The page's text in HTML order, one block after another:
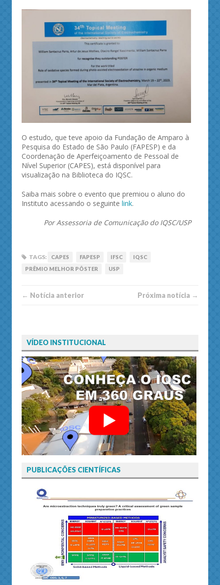
O estudo, que teve apoio da Fundação de Amparo à
Pesquisa do Estado de São Paulo (FAPESP) e da
Coordenação de Aperfeiçoamento de Pessoal de
Nível Superior (CAPES), está disponível para
visualização na Biblioteca do IQSC.
Saiba mais sobre o evento que premiou o aluno do
Instituto acessando o seguinte link.
Por Assessoria de Comunicação do IQSC/USP
TAGS: CAPES FAPESP IFSC
IQSC
PRÊMIO MELHOR PÔSTER
USP
← Notí­cia anterior Próxima notí­­cia →
VÍDEO INSTITUCIONAL
PUBLICAÇÕES CIENTÍFICAS